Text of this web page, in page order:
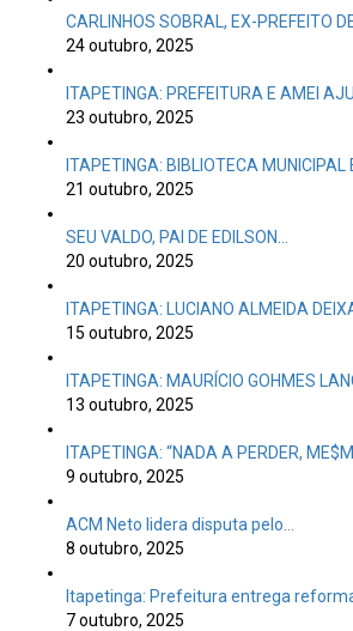
CARLINHOS SOBRAL, EX-PREFEITO
24 outubro, 2025
ITAPETINGA: PREFEITURA E AMEI
23 outubro, 2025
ITAPETINGA: BIBLIOTECA MUNICIPAL
21 outubro, 2025
SEU VALDO, PAI DE EDILSON…
20 outubro, 2025
ITAPETINGA: LUCIANO ALMEIDA
15 outubro, 2025
ITAPETINGA: MAURÍCIO GOHMES
13 outubro, 2025
ITAPETINGA: “NADA A PERDER,
9 outubro, 2025
ACM Neto lidera disputa pelo…
8 outubro, 2025
Itapetinga: Prefeitura entrega reforma
7 outubro, 2025